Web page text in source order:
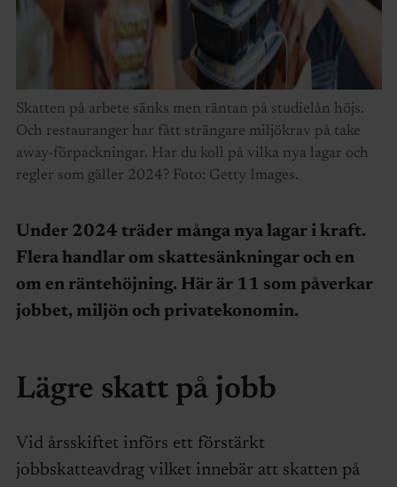
Skatten på arbete sänks men räntan på studielån höjs.
Och restauranger har fått strängare miljökrav på take
away-förpackningar. Har du koll på vilka nya lagar och
regler som gäller 2024? Foto: Getty Images.
Under 2024 träder många nya lagar i kraft.
Flera handlar om skattesänkningar och en
om en räntehöjning. Här är 11 som påverkar
jobbet, miljön och privatekonomin.
Lägre skatt på jobb
Vid årsskiftet införs ett förstärkt
jobbskatteavdrag vilket innebär att skatten på